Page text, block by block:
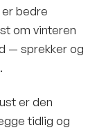
bedre
om vinteren
— sprekker og
er den
tidlig og